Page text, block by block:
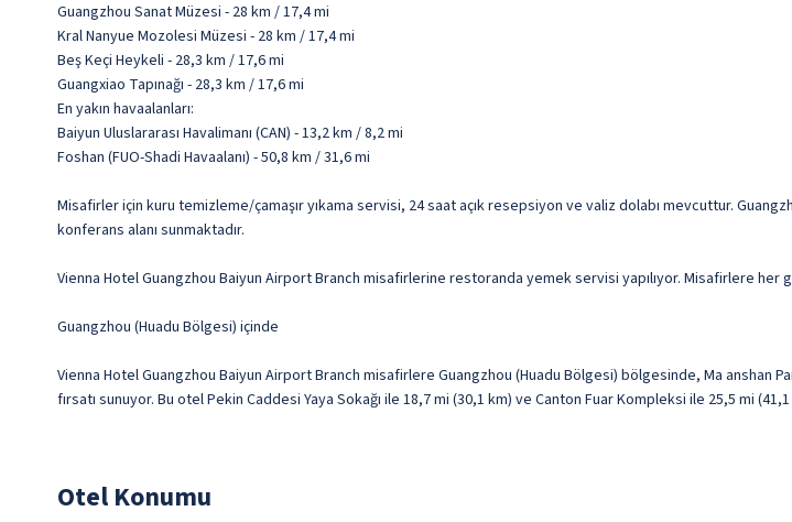
Guangzhou Sanat Müzesi - 28 km / 17,4 mi
Kral Nanyue Mozolesi Müzesi - 28 km / 17,4 mi
Beş Keçi Heykeli - 28,3 km / 17,6 mi
Guangxiao Tapınağı - 28,3 km / 17,6 mi
En yakın havaalanları:
Baiyun Uluslararası Havalimanı (CAN) - 13,2 km / 8,2 mi
Foshan (FUO-Shadi Havaalanı) - 50,8 km / 31,6 mi
Misafirler için kuru temizleme/çamaşır yıkama servisi, 24 saat açık resepsiyon ve valiz dolabı mevcuttur.
konferans alanı sunmaktadır.
Vienna Hotel Guangzhou Baiyun Airport Branch misafirlerine restoranda yemek servisi yapılıyor. Misafirlere her
Guangzhou (Huadu Bölgesi) içinde
Vienna Hotel Guangzhou Baiyun Airport Branch misafirlere Guangzhou (Huadu Bölgesi) bölgesinde, Ma anshan
fırsatı sunuyor. Bu otel Pekin Caddesi Yaya Sokağı ile 18,7 mi (30,1 km) ve Canton Fuar Kompleksi ile 25,5 mi
Otel Konumu